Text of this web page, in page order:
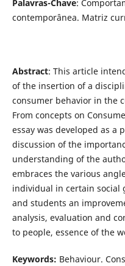
Palavras-Chave:
contemporânea. Matriz
Abstract: This article
of the insertion of a
consumer behavior in the
From concepts on
essay was developed as
discussion of the
understanding of the
embraces the various
individual in certain social
and students an
analysis, evaluation and
to people, essence of the
Keywords: Behaviour.